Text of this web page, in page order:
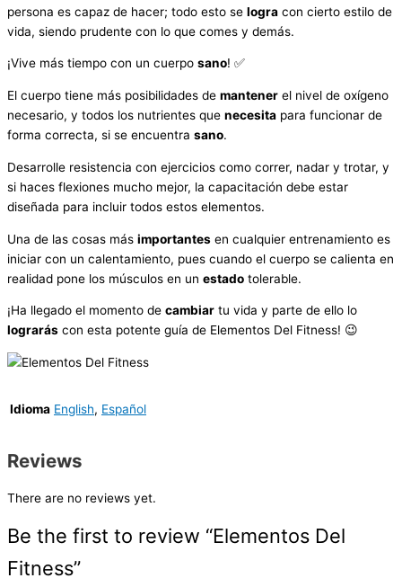
persona es capaz de hacer; todo esto se logra con cierto estilo de
vida, siendo prudente con lo que comes y demás.
¡Vive más tiempo con un cuerpo sano! ✅
El cuerpo tiene más posibilidades de mantener el nivel de oxígeno
necesario, y todos los nutrientes que necesita para funcionar de
forma correcta, si se encuentra sano.
Desarrolle resistencia con ejercicios como correr, nadar y trotar, y
si haces flexiones mucho mejor, la capacitación debe estar
diseñada para incluir todos estos elementos.
Una de las cosas más importantes en cualquier entrenamiento es
iniciar con un calentamiento, pues cuando el cuerpo se calienta en
realidad pone los músculos en un estado tolerable.
¡Ha llegado el momento de cambiar tu vida y parte de ello lo
lograrás con esta potente guía de Elementos Del Fitness! 😉
Idioma English, Español
Reviews
There are no reviews yet.
Be the first to review “Elementos Del
Fitness”